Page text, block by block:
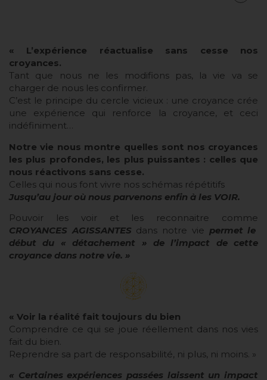
« L’expérience réactualise sans cesse nos
croyances.
Tant que nous ne les modifions pas, la vie va se
charger de nous les confirmer.
C’est le principe du cercle vicieux : une croyance crée
une expérience qui renforce la croyance, et ceci
indéfiniment…
Notre vie nous montre quelles sont nos croyances
les plus profondes, les plus puissantes : celles que
nous réactivons sans cesse.
Celles qui nous font vivre nos schémas répétitifs
Jusqu’au jour où nous parvenons enfin à les VOIR.
Pouvoir les voir et les reconnaitre comme
CROYANCES AGISSANTES dans notre vie permet le
début du « détachement » de l’impact de cette
croyance dans notre vie. »
« Voir la réalité fait toujours du bien
Comprendre ce qui se joue réellement dans nos vies
fait du bien.
Reprendre sa part de responsabilité, ni plus, ni moins. »
« Certaines expériences passées laissent un impact